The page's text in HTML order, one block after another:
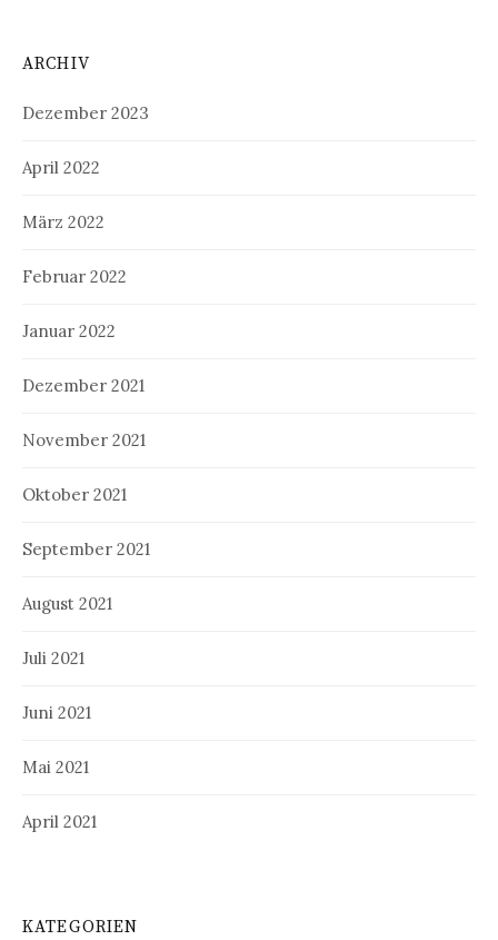
ARCHIV
Dezember 2023
April 2022
März 2022
Februar 2022
Januar 2022
Dezember 2021
November 2021
Oktober 2021
September 2021
August 2021
Juli 2021
Juni 2021
Mai 2021
April 2021
KATEGORIEN